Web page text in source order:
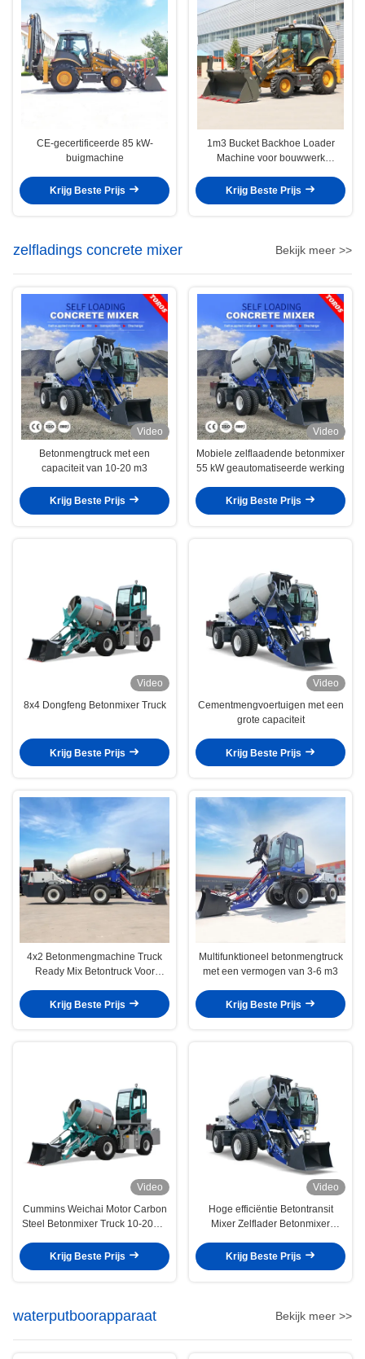
CE-gecertificeerde 85 kW-
buigmachine
Krijg Beste Prijs
1m3 Bucket Backhoe Loader
Machine voor bouwwerk
Krijg Beste Prijs
zelfladings concrete mixer Bekijk meer >>
Video
Betonmengtruck met een
capaciteit van 10-20 m3
Krijg Beste Prijs
Video
Mobiele zelflaadende betonmixer
55 kW geautomatiseerde werking
Krijg Beste Prijs
Video
8x4 Dongfeng Betonmixer Truck
Krijg Beste Prijs
Video
Cementmengvoertuigen met een
grote capaciteit
Krijg Beste Prijs
4x2 Betonmengmachine Truck
Ready Mix Betontruck Voor
Krijg Beste Prijs
Multifunktioneel betonmengtruck
met een vermogen van 3-6 m3
Krijg Beste Prijs
Video
Cummins Weichai Motor Carbon
Steel Betonmixer Truck 10-20m3
Krijg Beste Prijs
Video
Hoge efficiëntie Betontransit
Mixer Zelflader Betonmixer
Krijg Beste Prijs
waterputboorapparaat Bekijk meer >>